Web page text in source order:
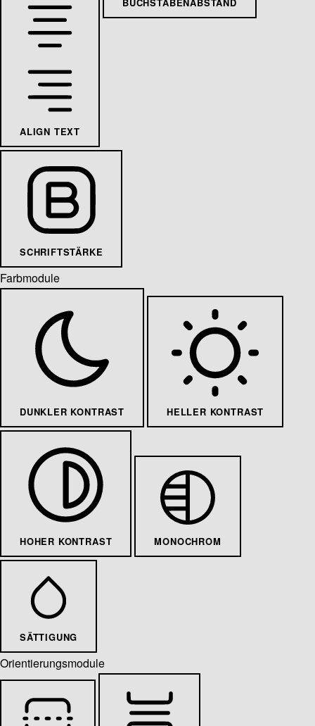
ALIGN TEXT
SCHRIFTSTÄRKE
Farbmodule
DUNKLER KONTRAST HELLER KONTRAST
HOHER KONTRAST MONOCHROM
SÄTTIGUNG
Orientierungsmodule